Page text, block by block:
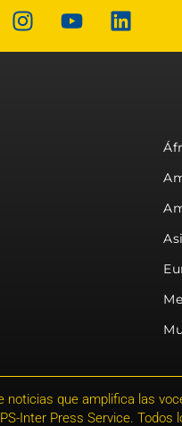
que amplifica las
Inter Press Service. Todos